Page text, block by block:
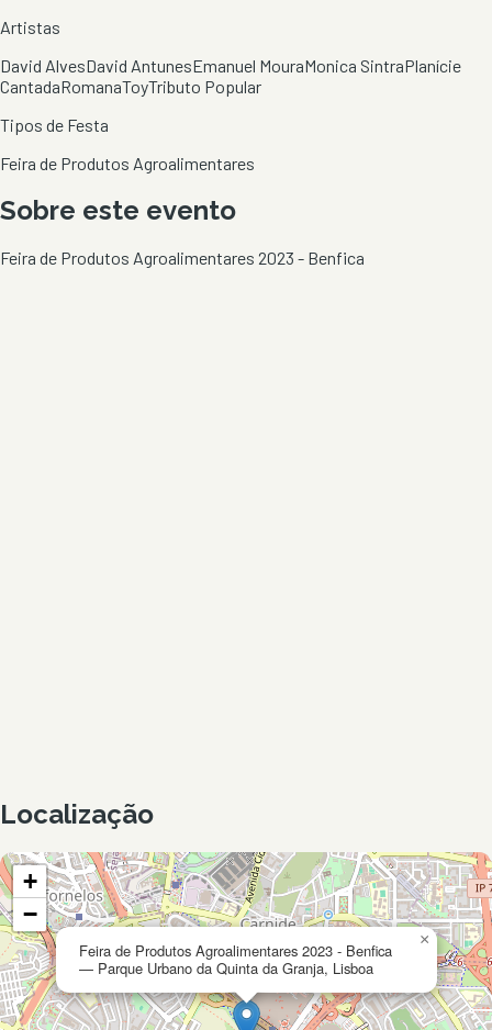
Artistas
David AlvesDavid AntunesEmanuel MouraMonica SintraPlanície
CantadaRomanaToyTributo Popular
Tipos de Festa
Feira de Produtos Agroalimentares
Sobre este evento
Feira de Produtos Agroalimentares 2023 - Benfica
Localização
Feira de Produtos Agroalimentares 2023 - Benfica
— Parque Urbano da Quinta da Granja, Lisboa
×
+
−